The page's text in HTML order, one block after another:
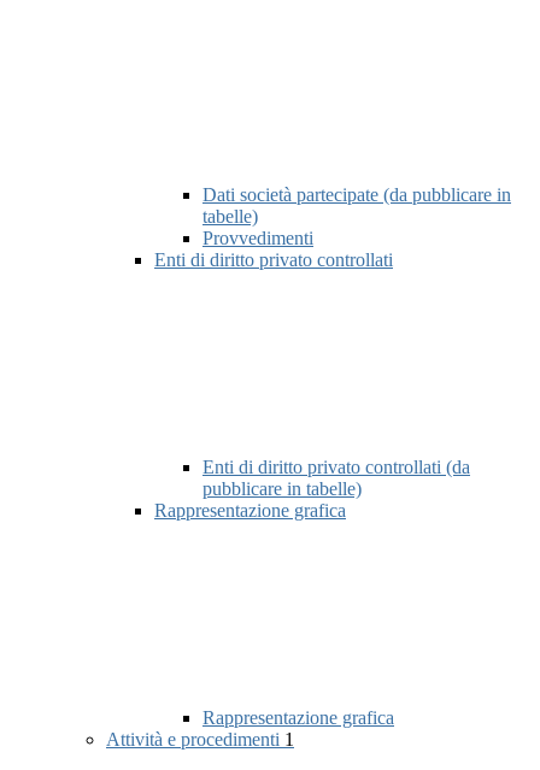
Dati società partecipate (da pubblicare in
tabelle)
Provvedimenti
Enti di diritto privato controllati
Enti di diritto privato controllati (da
pubblicare in tabelle)
Rappresentazione grafica
Rappresentazione grafica
Attività e procedimenti 1